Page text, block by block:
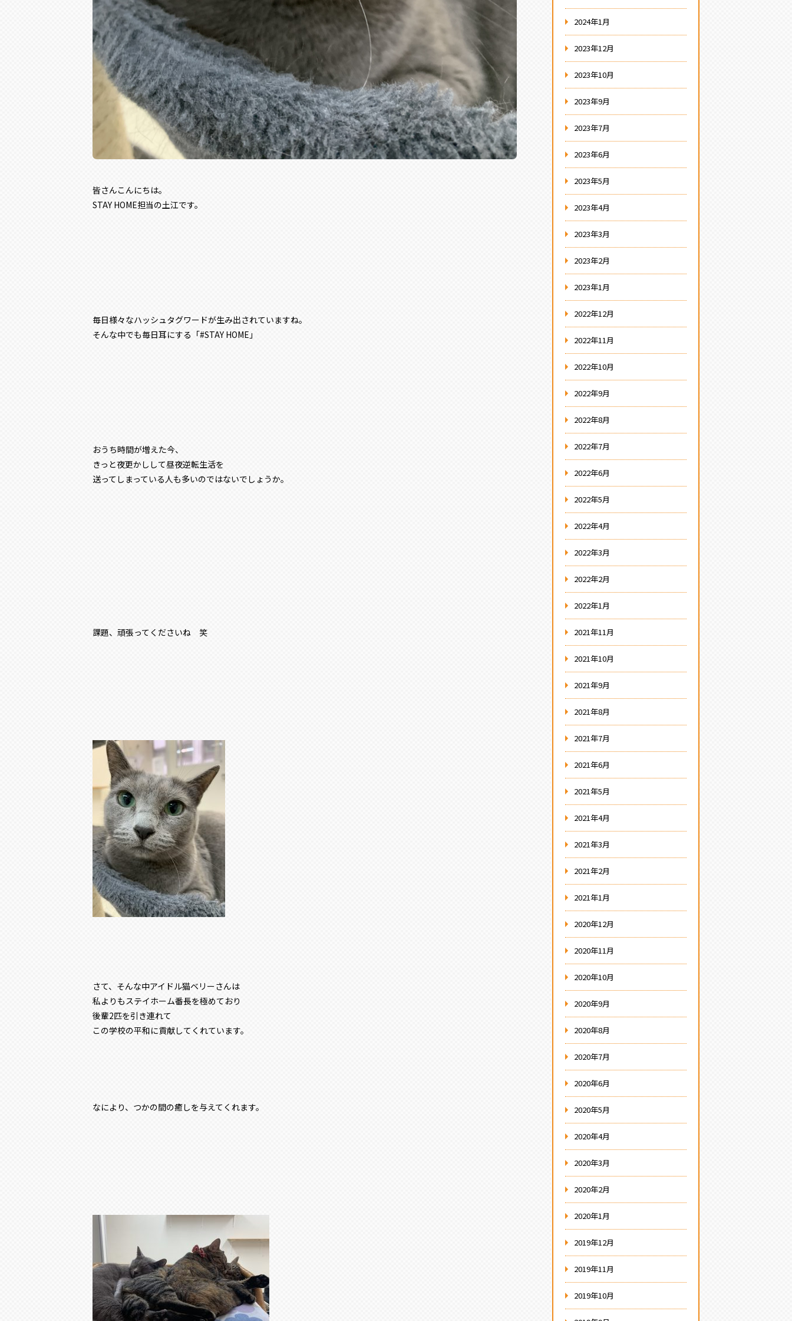
皆さんこんにちは。
STAY HOME担当の土江です。
毎日様々なハッシュタグワードが生み出されていますね。
そんな中でも毎日耳にする「#STAY HOME」
おうち時間が増えた今、
きっと夜更かしして昼夜逆転生活を
送ってしまっている人も多いのではないでしょうか。
課題、頑張ってくださいね 笑
さて、そんな中アイドル猫ベリーさんは
私よりもステイホーム番長を極めており
後輩2匹を引き連れて
この学校の平和に貢献してくれています。
なにより、つかの間の癒しを与えてくれます。
2024年1月
2023年12月
2023年10月
2023年9月
2023年7月
2023年6月
2023年5月
2023年4月
2023年3月
2023年2月
2023年1月
2022年12月
2022年11月
2022年10月
2022年9月
2022年8月
2022年7月
2022年6月
2022年5月
2022年4月
2022年3月
2022年2月
2022年1月
2021年11月
2021年10月
2021年9月
2021年8月
2021年7月
2021年6月
2021年5月
2021年4月
2021年3月
2021年2月
2021年1月
2020年12月
2020年11月
2020年10月
2020年9月
2020年8月
2020年7月
2020年6月
2020年5月
2020年4月
2020年3月
2020年2月
2020年1月
2019年12月
2019年11月
2019年10月